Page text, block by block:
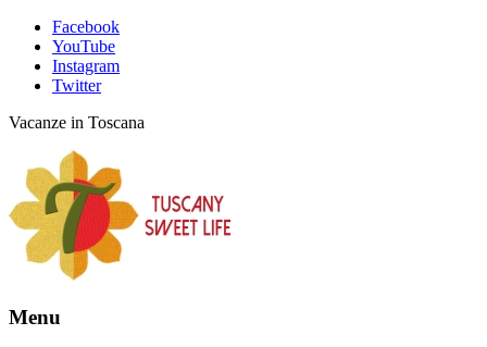
Facebook
YouTube
Instagram
Twitter
Vacanze in Toscana
Menu